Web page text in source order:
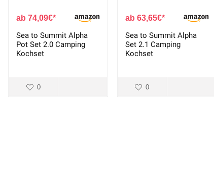
74,09€
Sea to Summit Alpha
Pot Set 2.0 Camping
Kochset
0
63,65€
Sea to Summit Alpha
Set 2.1 Camping
Kochset
0